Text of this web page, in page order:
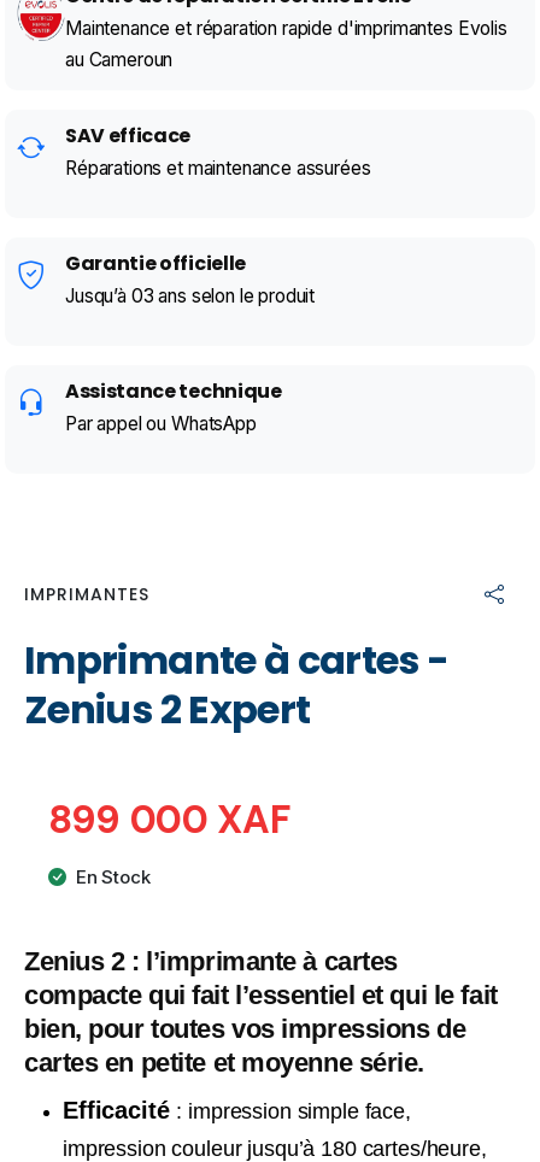
Maintenance et réparation rapide d'imprimantes Evolis
au Cameroun
SAV efficace
Réparations et maintenance assurées
Garantie officielle
Jusqu’à 03 ans selon le produit
Assistance technique
Par appel ou WhatsApp
IMPRIMANTES
Imprimante à cartes -
Zenius 2 Expert
899 000 XAF
En Stock
Zenius 2 : l’imprimante à cartes
compacte qui fait l’essentiel et qui le fait
bien, pour toutes vos impressions de
cartes en petite et moyenne série.
Efficacité : impression simple face,
impression couleur jusqu’à 180 cartes/heure,